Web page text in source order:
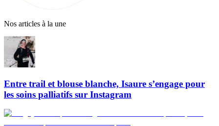
Nos articles à la une
Entre trail et blouse blanche, Isaure s’engage pour
les soins palliatifs sur Instagram